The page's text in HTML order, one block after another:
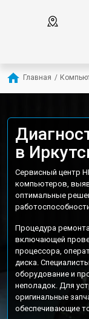
Главная /
в
Сервисный центр
компьютеров,
оптимальные
Процедура
включающей
процессора,
диска.
оборудование и
неполадок. Для
оригинальные
обеспечивающие